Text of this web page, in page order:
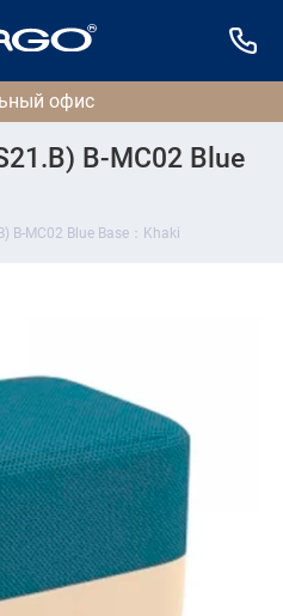
B-MC02 Blue
B-MC02 Blue Base：Khaki